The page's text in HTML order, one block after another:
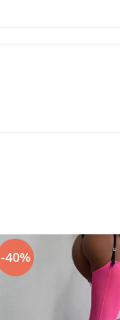
-40%